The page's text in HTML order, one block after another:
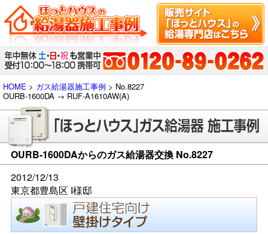
HOME > ガス給湯器施工事例 > No.8227
OURB-1600DA → RUF-A1610AW(A)
OURB-1600DAからのガス給湯器交換 No.8227
2012/12/13
東京都豊島区 I様邸